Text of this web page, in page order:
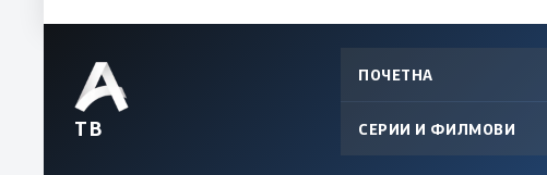
ТВ
ПОЧЕТНА
СЕРИИ И ФИЛМОВИ